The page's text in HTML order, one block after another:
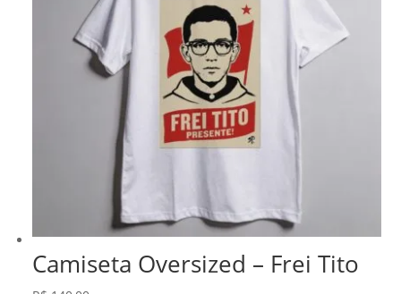
Camiseta Oversized – Frei Tito